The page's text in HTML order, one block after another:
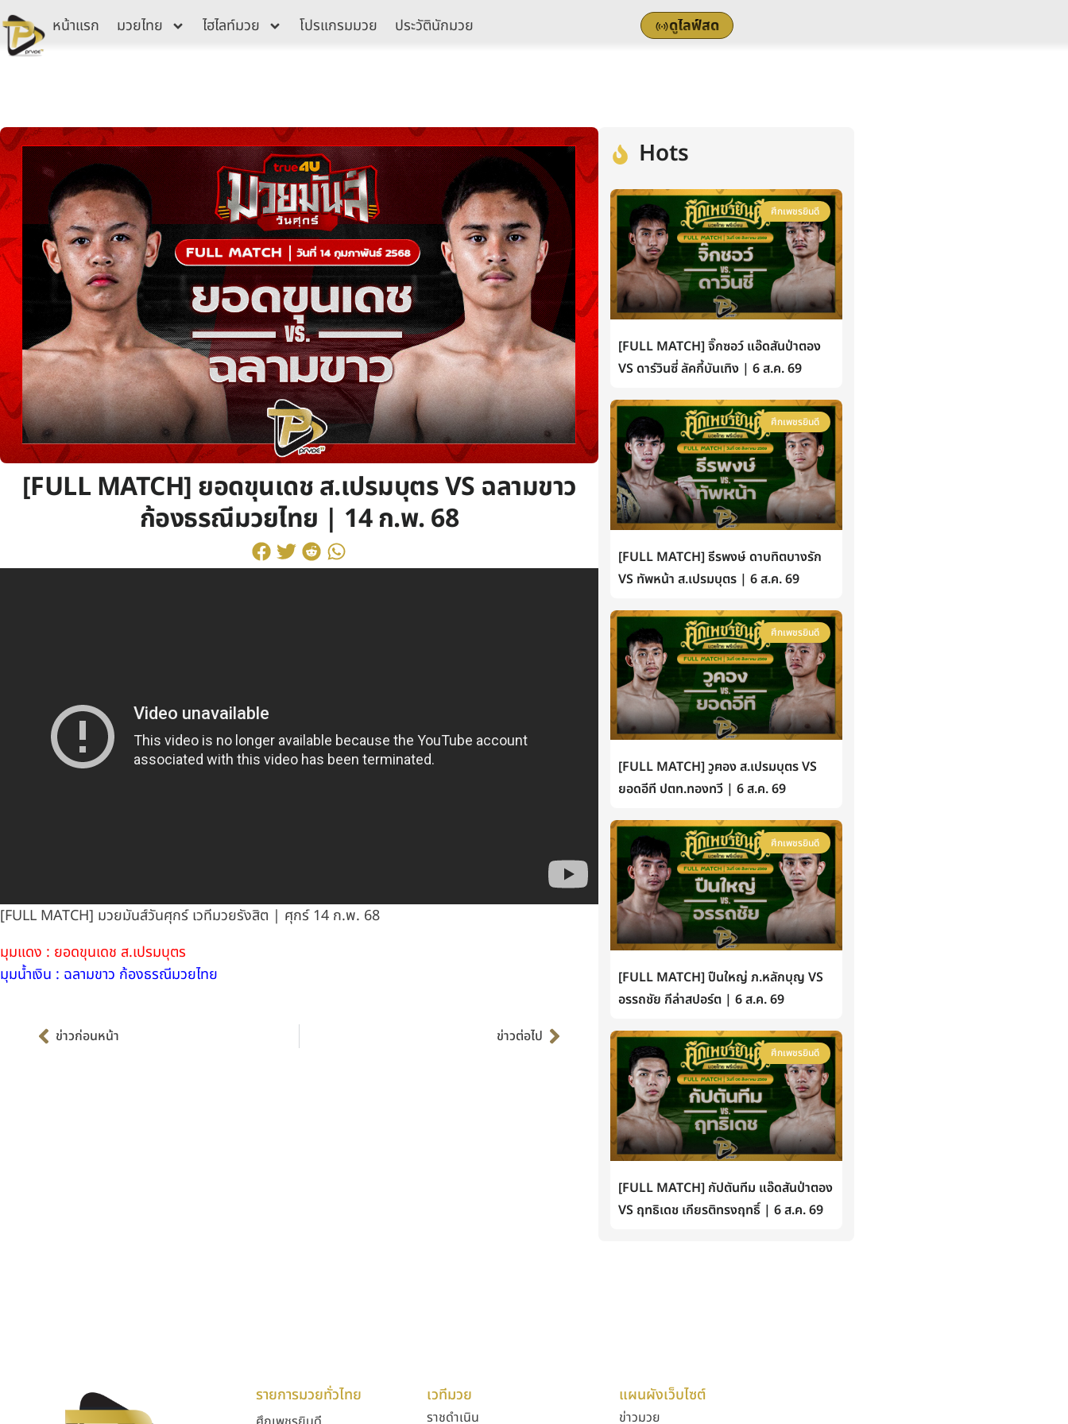
Skip
to
content
หน้าแรก มวยไทย ไฮไลท์มวย โปรแกรมมวย ประวัตินักมวย ดูไลฟ์สด
[FULL MATCH] ยอดขุนเดช ส.เปรมบุตร VS ฉลามขาว
ก้องธรณีมวยไทย | 14 ก.พ. 68
[FULL MATCH] มวยมันส์วันศุกร์ เวทีมวยรังสิต | ศุกร์ 14 ก.พ. 68
มุมแดง : ยอดขุนเดช ส.เปรมบุตร
มุมน้ำเงิน : ฉลามขาว ก้องธรณีมวยไทย
ข่าวก่อนหน้า ข่าวต่อไป
Hots
ศึกเพชรยินดี
[FULL MATCH] จิ๊กซอว์ แอ๊ดสันป่าตอง
VS ดาร์วินซี่ ลัคกี้บันเทิง | 6 ส.ค. 69
ศึกเพชรยินดี
[FULL MATCH] ธีรพงษ์ ดาบทิตบางรัก
VS ทัพหน้า ส.เปรมบุตร | 6 ส.ค. 69
ศึกเพชรยินดี
[FULL MATCH] วูฅอง ส.เปรมบุตร VS
ยอดอีที ปตท.ทองทวี | 6 ส.ค. 69
ศึกเพชรยินดี
[FULL MATCH] ปืนใหญ่ ภ.หลักบุญ VS
อรรถชัย กีล่าสปอร์ต | 6 ส.ค. 69
ศึกเพชรยินดี
[FULL MATCH] กัปตันทีม แอ๊ดสันป่าตอง
VS ฤทธิเดช เกียรติทรงฤทธิ์ | 6 ส.ค. 69
รายการมวยทั่วไทย เวทีมวย
ราชดำเนิน
แผนผังเว็บไซต์
ข่าวมวย